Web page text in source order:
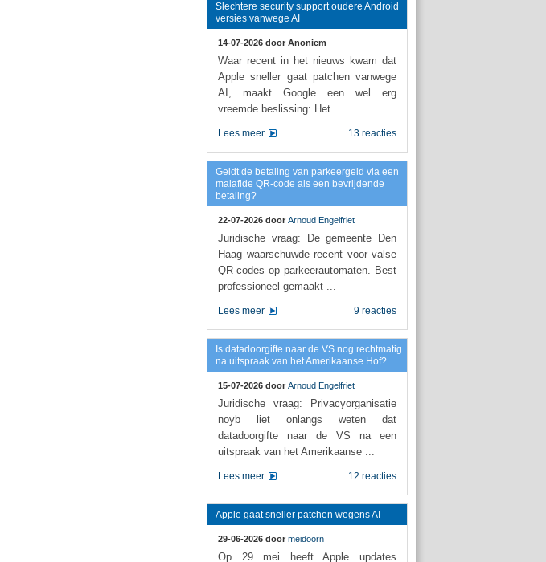
Slechtere security support oudere Android
versies vanwege AI
14-07-2026 door Anoniem
Waar recent in het nieuws kwam dat
Apple sneller gaat patchen vanwege
AI, maakt Google een wel erg
vreemde beslissing: Het ...
13 reacties
Lees meer
Geldt de betaling van parkeergeld via een
malafide QR-code als een bevrijdende
betaling?
22-07-2026 door Arnoud Engelfriet
Juridische vraag: De gemeente Den
Haag waarschuwde recent voor valse
QR-codes op parkeerautomaten. Best
professioneel gemaakt ...
9 reacties
Lees meer
Is datadoorgifte naar de VS nog rechtmatig
na uitspraak van het Amerikaanse Hof?
15-07-2026 door Arnoud Engelfriet
Juridische vraag: Privacyorganisatie
noyb liet onlangs weten dat
datadoorgifte naar de VS na een
uitspraak van het Amerikaanse ...
12 reacties
Lees meer
Apple gaat sneller patchen wegens AI
29-06-2026 door meidoorn
Op 29 mei heeft Apple updates